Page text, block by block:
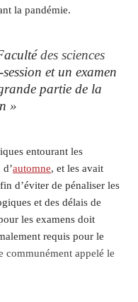
la pandémie.
des sciences
et un examen
partie de la
»
entourant les
automne, et les avait
d’éviter de pénaliser les
et des délais de
les examens doit
requis pour le
communément appelé le